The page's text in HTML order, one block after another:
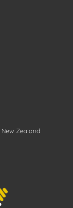
New Zealand